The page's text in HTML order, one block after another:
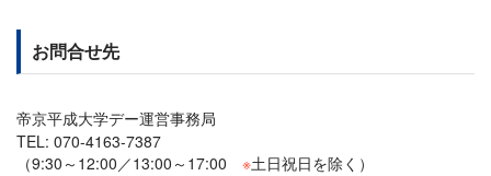
お問合せ先
帝京平成大学デー運営事務局
TEL: 070-4163-7387
（9:30～12:00／13:00～17:00 ※土日祝日を除く）